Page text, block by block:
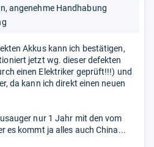
angenehme Handhabung
Akkus kann ich bestätigen,
jetzt wg. dieser defekten
einen Elektriker geprüft!!!) und
da kann ich direkt einen neuen
nur 1 Jahr mit den vom
es kommt ja alles auch China...